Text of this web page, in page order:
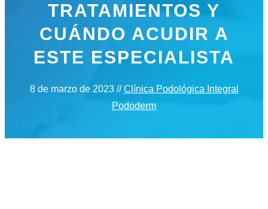
TRATAMIENTOS Y
CUÁNDO ACUDIR A
ESTE ESPECIALISTA
8 de marzo de 2023//Clínica Podológica Integral
Pododerm